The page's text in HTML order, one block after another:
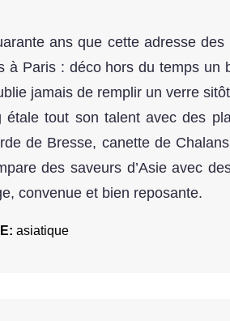
ans que cette adresse
à Paris : déco hors du temps
jamais de remplir un verre
tout son talent avec des
de Bresse, canette de
des saveurs d’Asie avec
convenue et bien reposante.
asiatique